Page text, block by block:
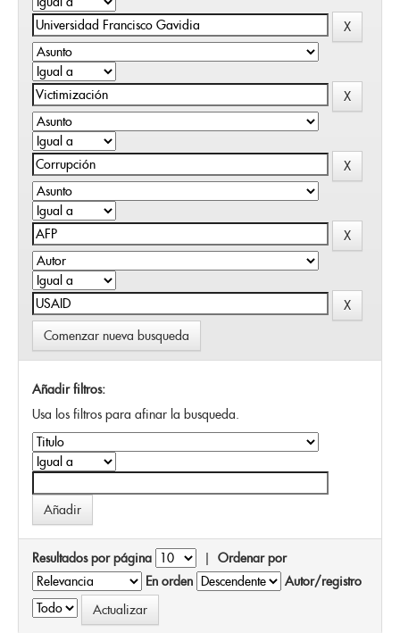
Comenzar nueva busqueda
Añadir filtros:
Usa los filtros para afinar la busqueda.
Resultados por página | Ordenar por
En orden
Autor/registro